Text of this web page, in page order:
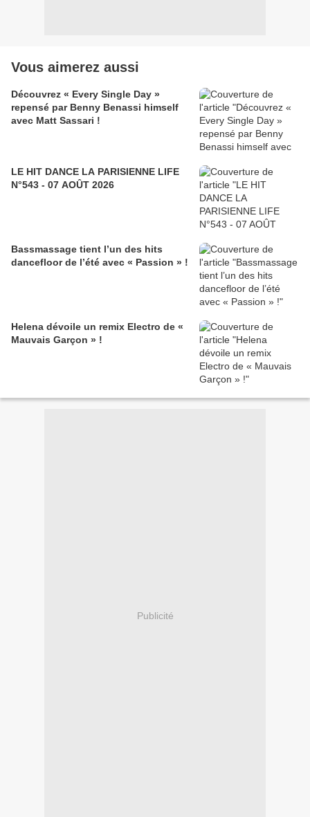
Vous aimerez aussi
Découvrez « Every Single Day »
repensé par Benny Benassi himself
avec Matt Sassari !
LE HIT DANCE LA PARISIENNE LIFE
N°543 - 07 AOÛT 2026
Bassmassage tient l’un des hits
dancefloor de l’été avec « Passion » !
Helena dévoile un remix Electro de «
Mauvais Garçon » !
Publicité